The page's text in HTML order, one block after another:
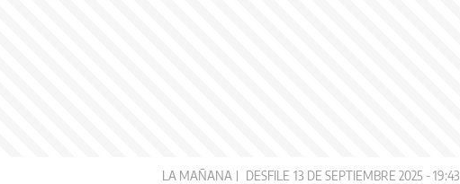
LA MAÑANA DESFILE 13 DE SEPTIEMBRE 2025 - 19:43